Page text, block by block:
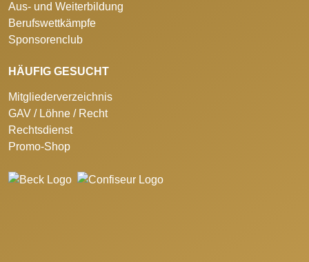
Aus- und Weiterbildung
Berufswettkämpfe
Sponsorenclub
HÄUFIG GESUCHT
Mitgliederverzeichnis
GAV / Löhne / Recht
Rechtsdienst
Promo-Shop